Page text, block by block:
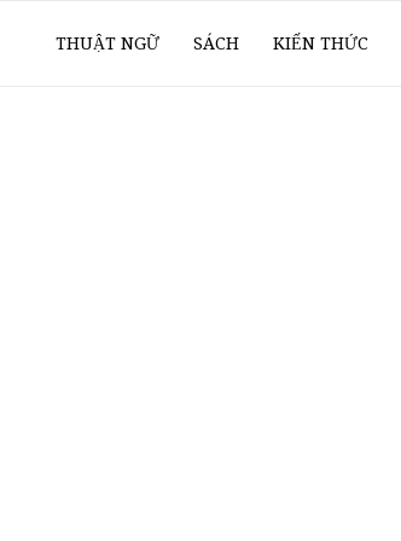
THUẬT NGỮ SÁCH KIẾN THỨC